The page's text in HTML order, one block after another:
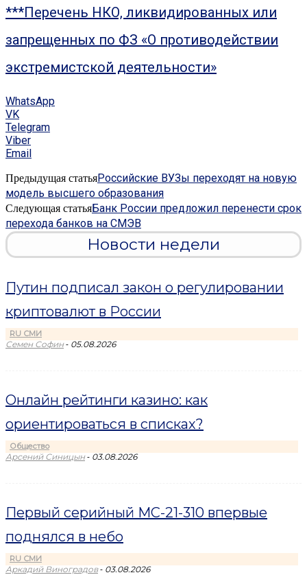
***Перечень НКО, ликвидированных или
запрещенных по ФЗ «О противодействии
экстремистской деятельности»
WhatsApp
VK
Telegram
Viber
Email
Предыдущая статьяРоссийские ВУЗы переходят на новую
модель высшего образования
Следующая статьяБанк России предложил перенести срок
перехода банков на СМЭВ
Новости недели
Путин подписал закон о регулировании
криптовалют в России
RU СМИ
Семен Софин - 05.08.2026
Онлайн рейтинги казино: как
ориентироваться в списках?
Общество
Арсений Синицын - 03.08.2026
Первый серийный МС-21-310 впервые
поднялся в небо
RU СМИ
Аркадий Виноградов - 03.08.2026